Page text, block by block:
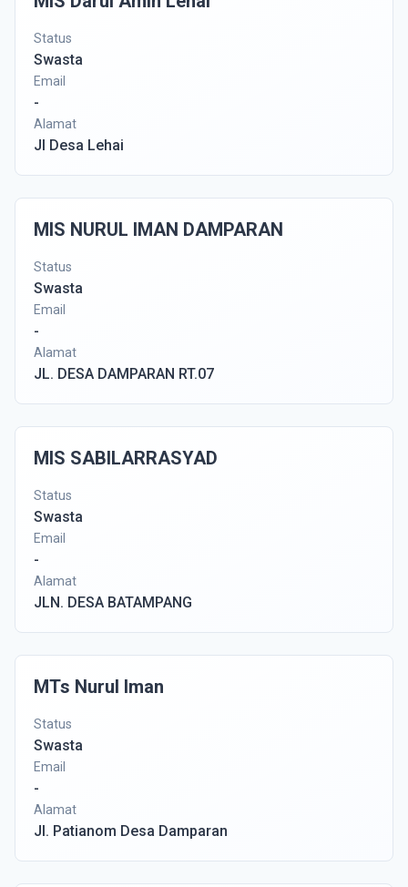
Status
Swasta
Email
-
Alamat
Jl Desa Lehai
MIS NURUL IMAN DAMPARAN
Status
Swasta
Email
-
Alamat
JL. DESA DAMPARAN RT.07
MIS SABILARRASYAD
Status
Swasta
Email
-
Alamat
JLN. DESA BATAMPANG
MTs Nurul Iman
Status
Swasta
Email
-
Alamat
Jl. Patianom Desa Damparan